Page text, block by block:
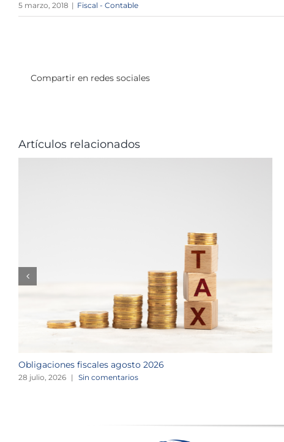
5 marzo, 2018 | Fiscal - Contable
Compartir en redes sociales
Artículos relacionados
Obligaciones fiscales agosto 2026
28 julio, 2026 | Sin comentarios